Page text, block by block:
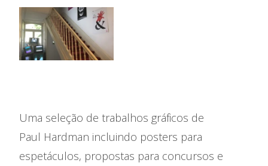
Uma seleção de trabalhos gráficos de
Paul Hardman incluindo posters para
espetáculos, propostas para concursos e